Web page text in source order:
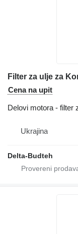
Filter za ulje za
Cena na upit
Delovi motora - filter
Ukrajina
Delta-Budteh